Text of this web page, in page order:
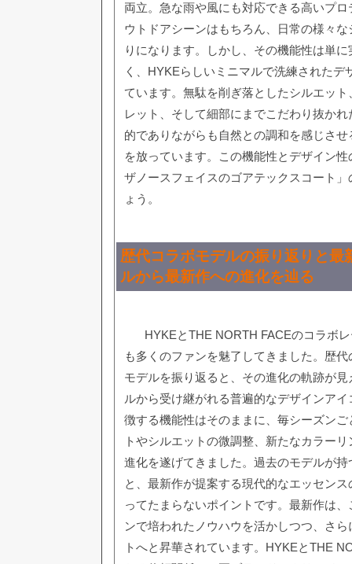
両立。急な雨や風にも対応できる高いプ
ウトドアシーンはもちろん、日常の様々
りになります。しかし、その機能性は単
く、HYKEらしいミニマルで洗練されたデ
ています。無駄を削ぎ落としたシルエッ
レット、そして細部にまでこだわり抜か
的でありながらも自然との調和を感じさ
を放っています。この機能性とデザイン
ザノースフェイスのゴアテックスコート
ょう。
歴代コラボモデルの振り返りと
ルから最新作への進化を辿る
HYKEとTHE NORTH FACEのコラボ
も多くのファンを魅了してきました。歴
モデルを振り返ると、その進化の軌跡が
ルから受け継がれる普遍的なデザインア
徴する機能性はそのままに、毎シーズン
トやシルエットの微調整、新たなカラー
進化を遂げてきました。過去のモデルが
と、最新作が提案する現代的なエッセン
ってたまらないポイントです。最新作は
ンで培われたノウハウを活かしつつ、さ
トへと昇華されています。HYKEとTHE